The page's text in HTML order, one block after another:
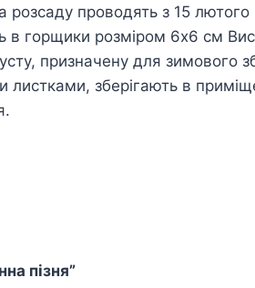
проводять з 15 лютого
в горщики розміром 6х6 см
призначену для зимового
зберігають в
пізня”